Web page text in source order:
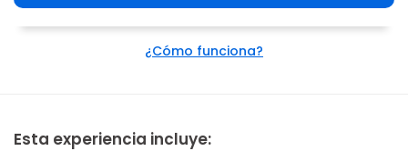
¿Cómo funciona?
Esta experiencia incluye: